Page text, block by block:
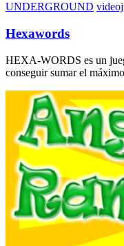
UNDERGROUND
Hexawords
HEXA-WORDS es un
conseguir sumar el